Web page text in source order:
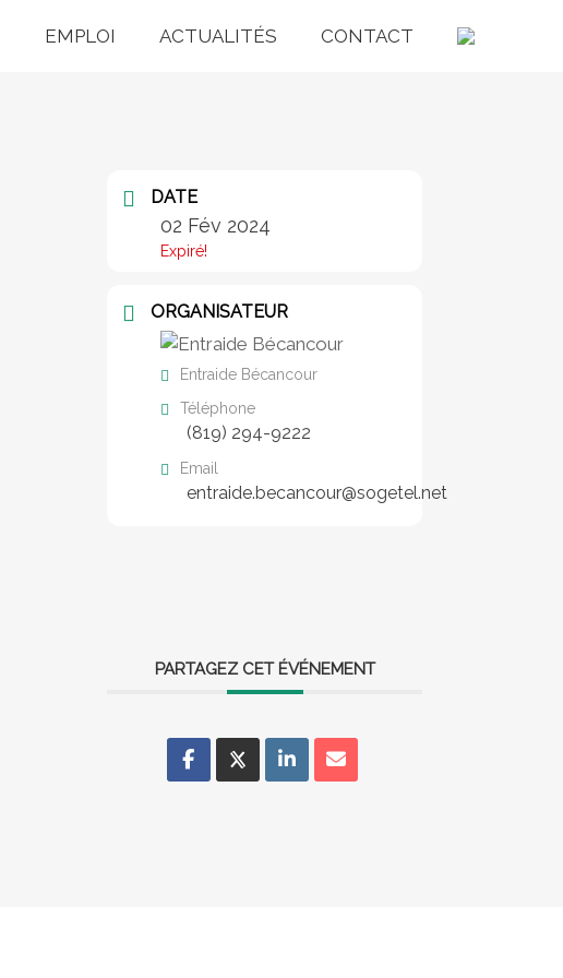
EMPLOI ACTUALITÉS CONTACT
DATE
02 Fév 2024
Expiré!
ORGANISATEUR
Entraide Bécancour
Téléphone
(819) 294-9222
Email
entraide.becancour@sogetel.net
PARTAGEZ CET ÉVÉNEMENT